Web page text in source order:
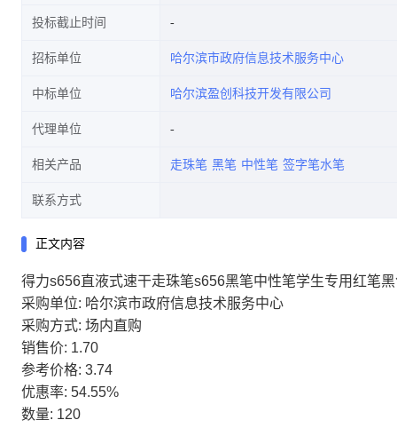
投标截止时间
招标单位 哈尔滨市政府信息技术服务中心
中标单位 哈尔滨盈创科技开发有限公司
代理单位
相关产品 走珠笔 黑笔 中性笔 签字笔水笔
联系方式
正文内容
得力s656直液式速干走珠笔s656黑笔中性笔学生专用红笔
采购单位: 哈尔滨市政府信息技术服务中心
采购方式: 场内直购
销售价: 1.70
参考价格: 3.74
优惠率: 54.55%
数量: 120